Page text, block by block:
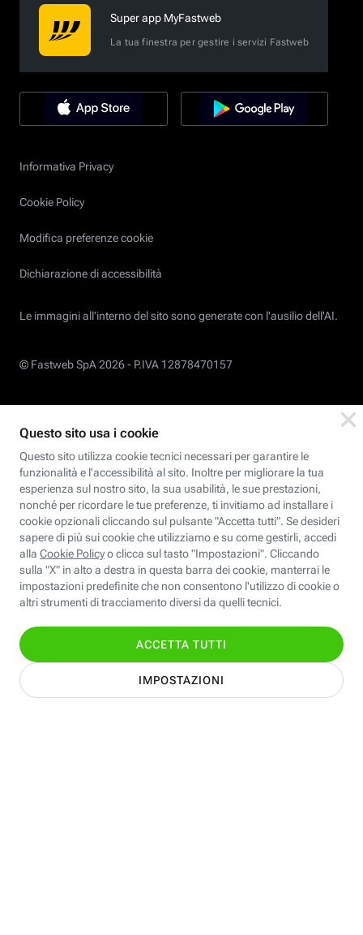
Super app MyFastweb
La tua finestra per gestire i servizi Fastweb
Informativa Privacy
Cookie Policy
Modifica preferenze cookie
Dichiarazione di accessibilità
Le immagini all’interno del sito sono generate con l'ausilio dell'AI.
© Fastweb SpA 2026 - P.IVA 12878470157